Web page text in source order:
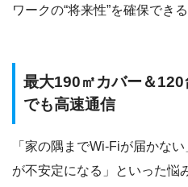
ワークの“将来性”を確保でき
最大190㎡カバー＆
でも高速通信
「家の隅までWi-Fiが届かな
が不安定になる」といった悩